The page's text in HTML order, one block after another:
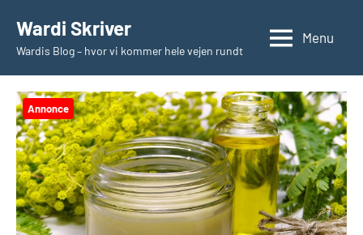
indhold
Wardi Skriver
Wardis Blog – hvor vi kommer hele vejen rundt
Menu
Annonce